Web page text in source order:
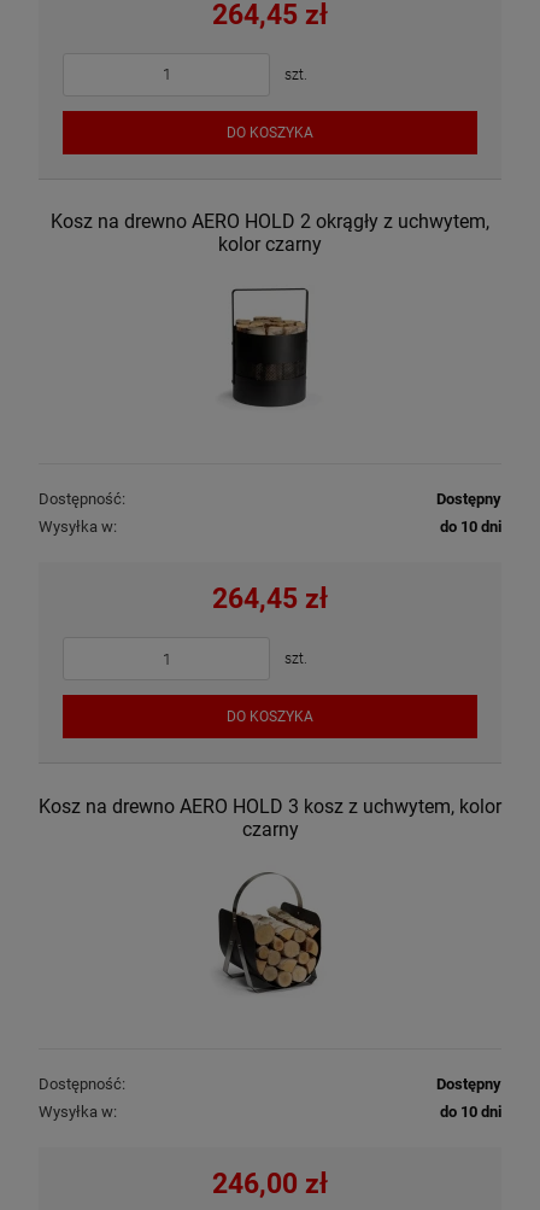
264,45 zł
szt.
DO KOSZYKA
Kosz na drewno AERO HOLD 2 okrągły z uchwytem,
kolor czarny
Dostępność:
Dostępny
Wysyłka w:
do 10 dni
264,45 zł
szt.
DO KOSZYKA
Kosz na drewno AERO HOLD 3 kosz z uchwytem, kolor
czarny
Dostępność:
Dostępny
Wysyłka w:
do 10 dni
246,00 zł